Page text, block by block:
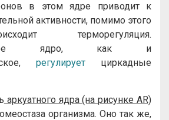
в этом ядре приводит к
активности, помимо этого
терморегуляция.
ядро, как и
регулирует циркадные
аркуатного ядра (на рисунке AR)
организма. Оно так же,